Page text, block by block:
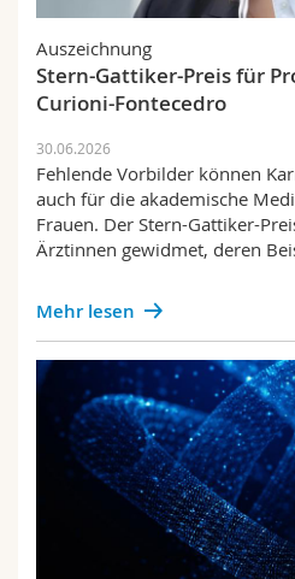
Auszeichnung
Stern-Gattiker-Preis für
Curioni-Fontecedro
30.06.2026
Fehlende Vorbilder können
auch für die akademische
Frauen. Der Stern-Gattiker-
Ärztinnen gewidmet, deren
Mehr lesen